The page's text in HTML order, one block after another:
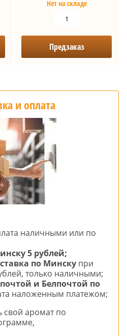
и оплата
наличными или по
5 рублей;
по Минску при
только наличными;
и Белпочтой по
наложенным платежом;
аромат по
Нет на складе
Предзаказ